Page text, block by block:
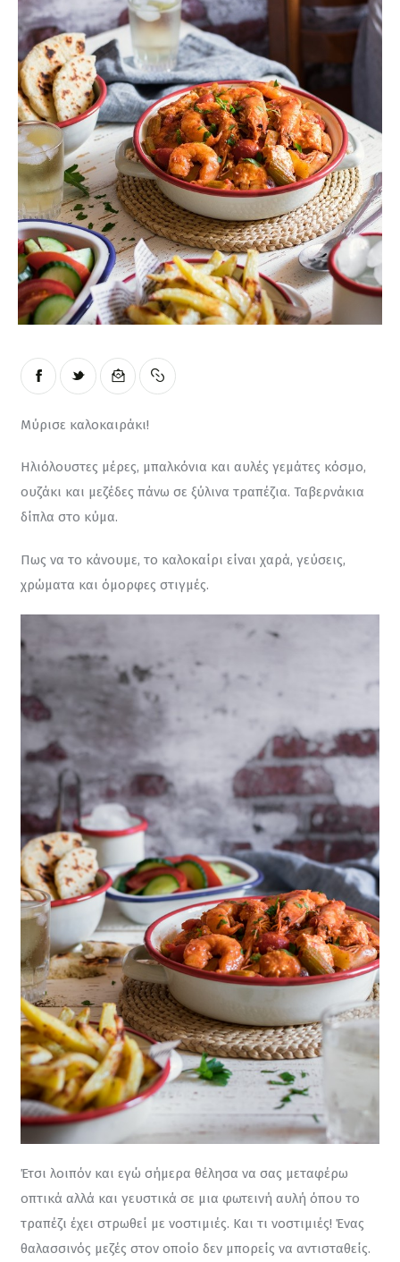
Moments of Mine
FAQ
Μύρισε καλοκαιράκι!
Ηλιόλουστες μέρες, μπαλκόνια και αυλές γεμάτες κόσμο,
ουζάκι και μεζέδες πάνω σε ξύλινα τραπέζια. Ταβερνάκια
δίπλα στο κύμα.
Πως να το κάνουμε, το καλοκαίρι είναι χαρά, γεύσεις,
χρώματα και όμορφες στιγμές.
Έτσι λοιπόν και εγώ σήμερα θέλησα να σας μεταφέρω
οπτικά αλλά και γευστικά σε μια φωτεινή αυλή όπου το
τραπέζι έχει στρωθεί με νοστιμιές. Και τι νοστιμιές! Ένας
θαλασσινός μεζές στον οποίο δεν μπορείς να αντισταθείς.